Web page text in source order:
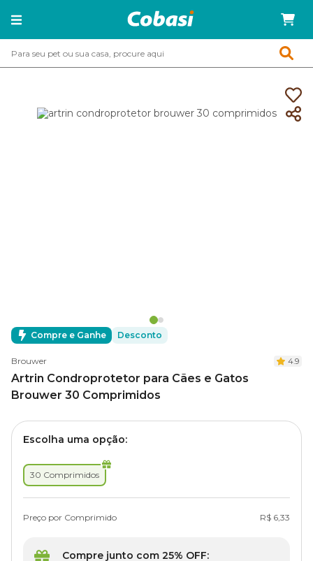
Compre e Ganhe Desconto
Brouwer 4.9
Artrin Condroprotetor para Cães e Gatos
Brouwer 30 Comprimidos
Escolha uma opção:
30 Comprimidos
Preço por Comprimido R$ 6,33
Compre junto com 25% OFF: